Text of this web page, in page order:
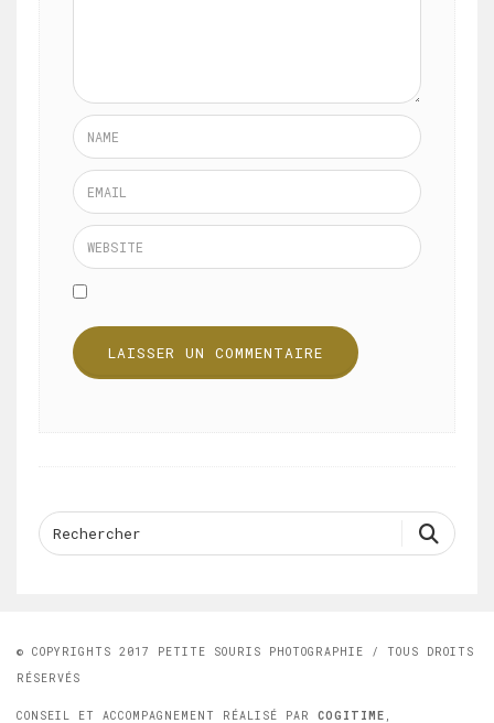
© COPYRIGHTS 2017 PETITE SOURIS PHOTOGRAPHIE / TOUS DROITS
RÉSERVÉS
CONSEIL ET ACCOMPAGNEMENT RÉALISÉ PAR COGITIME ,